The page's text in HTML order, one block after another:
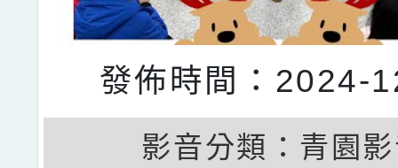
發佈時間：2024-
影音分類： 青園